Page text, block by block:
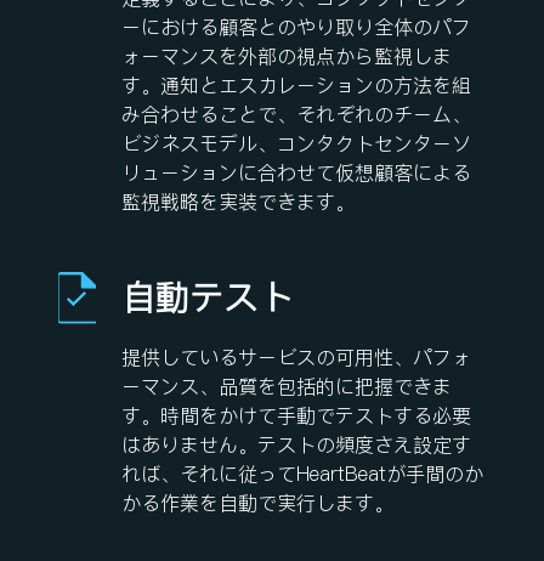
ーにおける顧客とのやり取り全体のパフ
ォーマンスを外部の視点から監視しま
す。通知とエスカレーションの方法を組
み合わせることで、それぞれのチーム、
ビジネスモデル、コンタクトセンターソ
リューションに合わせて仮想顧客による
監視戦略を実装できます。
自動テスト
提供しているサービスの可用性、パフォ
ーマンス、品質を包括的に把握できま
す。時間をかけて手動でテストする必要
はありません。テストの頻度さえ設定す
れば、それに従ってHeartBeatが手間のか
かる作業を自動で実行します。